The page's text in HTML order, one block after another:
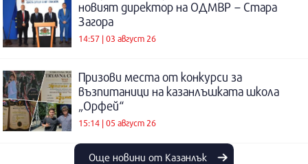
новият директор на ОДМВР – Стара
Загора
14:57 | 03 август 26
Призови места от конкурси за
възпитаници на казанлъшката школа
„Орфей“
15:14 | 05 август 26
Още новини от Казанлък